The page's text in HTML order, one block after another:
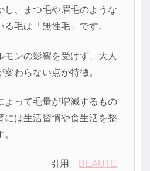
し、まつ毛や眉毛のような
毛は「無性毛」です。
モンの影響を受けず、大人
わらない点が特徴。
よって毛量が増減するもの
には生活習慣や食生活を整
引用 BEAUTE